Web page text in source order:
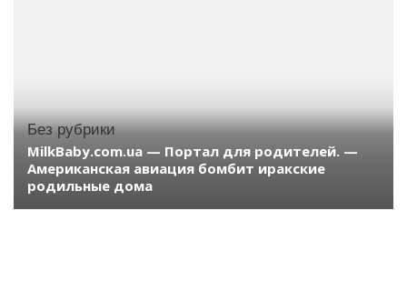
Без рубрики
MilkBaby.com.ua — Портал для родителей. —
Американская авиация бомбит иракские
родильные дома